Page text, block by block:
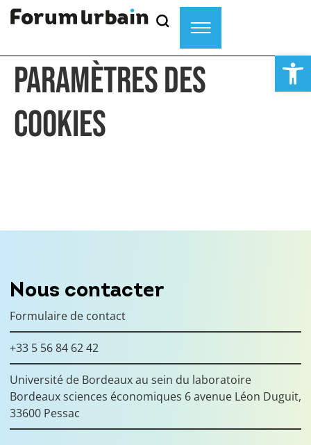
Ouvrir
PARAMÈTRES DES
COOKIES
Nous contacter
Formulaire de contact
+33 5 56 84 62 42
Université de Bordeaux au sein du laboratoire
Bordeaux sciences économiques 6 avenue Léon Duguit,
33600 Pessac